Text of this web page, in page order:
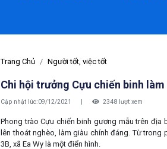
Trang Chủ Người tốt, việc tốt
Chi hội trưởng Cựu chiến binh làm
Cập nhật lúc:09/12/2021 | 2348 lượt xem
Phong trào Cựu chiến binh gương mẫu trên địa
lên thoát nghèo, làm giàu chính đáng. Từ trong
3B, xã Ea Wy là một điển hình.